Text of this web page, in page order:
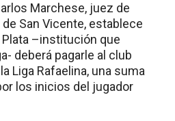
Marchese, juez de
San Vicente, establece
–institución que
deberá pagarle al club
Liga Rafaelina, una suma
los inicios del jugador